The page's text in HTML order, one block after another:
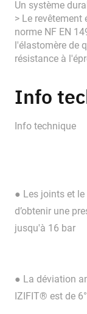
Un système
> Le
norme NF EN
l'élastomère de
résistance à
Info
Info technique
● Les joints et
d’obtenir une
jusqu'à 16 bar
● La déviation
IZIFIT® est de